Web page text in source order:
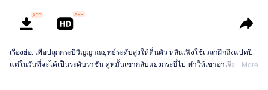
เรื่องย่อ: เพื่อปลุกกระบี่วิญญาณยุทธ์ระดับสูงให้ตื่นตัว หลินเฟิงใช้เวลาฝึกถึงแปดปี
แต่ในวันที่จะได้เป็นระดับราชัน คู่หมั้นเขากลับแย่งกระบี่ไป ทำให้เขาอาเจียนเป็นMore